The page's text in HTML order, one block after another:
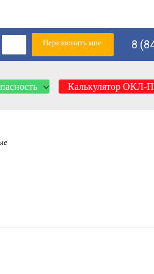
Перезвонить мне 8
Калькулятор ОКЛ-